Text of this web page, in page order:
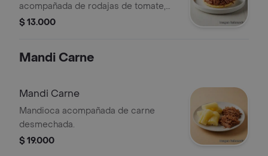
acompañada de rodajas de tomate,
cebolla y jalapeños.
$ 13.000
Mandi Carne
Mandi Carne
Mandioca acompañada de carne
desmechada.
$ 19.000